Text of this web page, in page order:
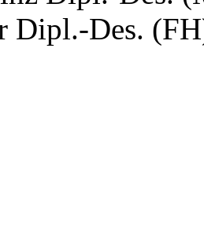
Dipl.-Des.